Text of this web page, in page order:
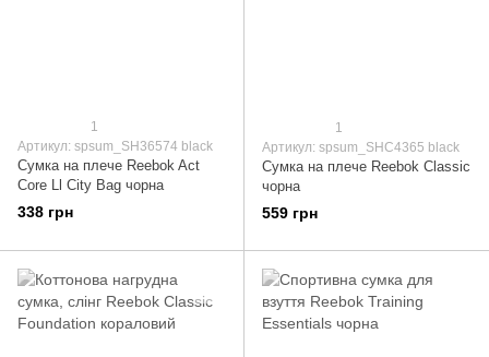
1
Артикул: spsum_SH36574 black
Сумка на плече Reebok Act
Core Ll City Bag чорна
338 грн
1
Артикул: spsum_SHC4365 black
Сумка на плече Reebok Classic
чорна
559 грн